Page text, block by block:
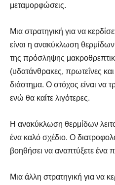
μεταμορφώσεις.
Μια στρατηγική για να
είναι η ανακύκλωση
της πρόσληψης
(υδατάνθρακες, πρωτεΐνες
διάστημα. Ο στόχος είναι να
ενώ θα καίτε λιγότερες.
Η ανακύκλωση θερμίδων
ένα καλό σχέδιο. Ο
βοηθήσει να αναπτύξετε ένα
Μια άλλη στρατηγική για να